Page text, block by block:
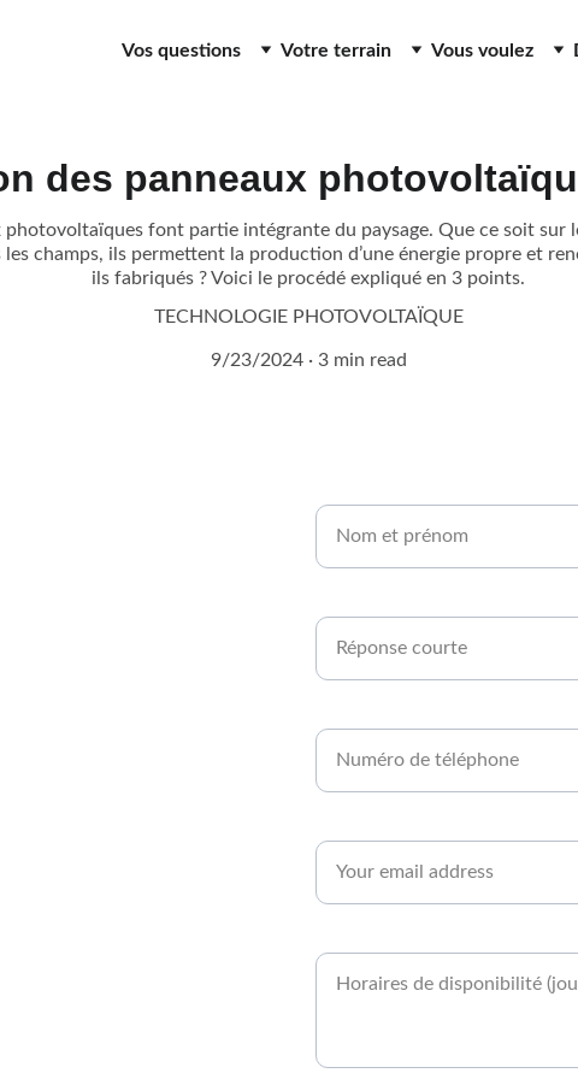
Vos questions Votre terrain Vous voulez
des panneaux
photovoltaïques font partie intégrante du paysage. Que ce soit sur
les champs, ils permettent la production d’une énergie propre et
ils fabriqués ? Voici le procédé expliqué en 3 points.
TECHNOLOGIE PHOTOVOLTAÏQUE
9/23/2024 3 min read